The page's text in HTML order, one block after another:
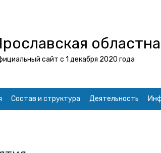
сайт с 1 декабря 2020 года
Состав и структура Деятельность